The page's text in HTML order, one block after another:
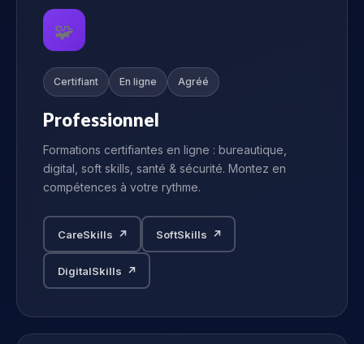
🧩
Certifiant En ligne Agréé
Professionnel
Formations certifiantes en ligne : bureautique,
digital, soft skills, santé & sécurité. Montez en
compétences à votre rythme.
CareSkills ↗ SoftSkills ↗
DigitalSkills ↗